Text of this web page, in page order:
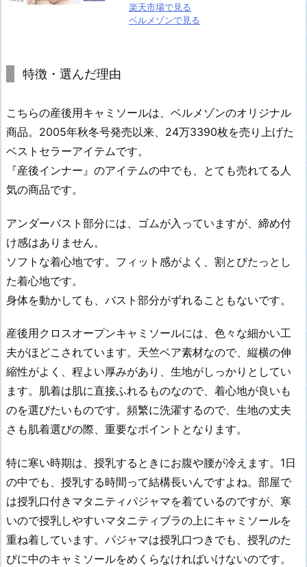
楽天市場で見る
ベルメゾンで見る
特徴・選んだ理由
こちらの産後用キャミソールは、ベルメゾンのオリジナル
商品。2005年秋冬号発売以来、24万3390枚を売り上げた
ベストセラーアイテムです。
『産後インナー』のアイテムの中でも、とても売れてる人
気の商品です。
アンダーバスト部分には、ゴムが入っていますが、締め付
け感はありません。
ソフトな着心地です。フィット感がよく、割とぴたっとし
た着心地です。
身体を動かしても、バスト部分がずれることもないです。
産後用クロスオープンキャミソールには、色々な細かい工
夫がほどこされています。天竺ベア素材なので、縦横の伸
縮性がよく、程よい厚みがあり、生地がしっかりとしてい
ます。肌着は肌に直接ふれるものなので、着心地が良いも
のを選びたいものです。頻繁に洗濯するので、生地の丈夫
さも肌着選びの際、重要なポイントとなります。
特に寒い時期は、授乳するときにお腹や腰が冷えます。1日
の中でも、授乳する時間って結構長いんですよね。部屋で
は授乳口付きマタニティパジャマを着ているのですが、寒
いので授乳しやすいマタニティブラの上にキャミソールを
重ね着しています。パジャマは授乳口つきでも、授乳のた
びに中のキャミソールをめくらなければいけないのです。